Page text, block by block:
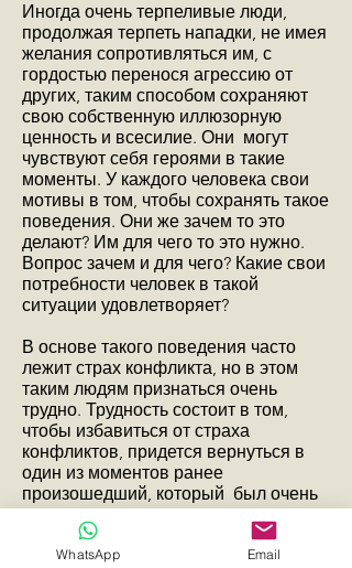
Иногда очень терпеливые люди,
продолжая терпеть нападки, не имея
желания сопротивляться им, с
гордостью перенося агрессию от
других, таким способом сохраняют
свою собственную иллюзорную
ценность и всесилие. Они могут
чувствуют себя героями в такие
моменты. У каждого человека свои
мотивы в том, чтобы сохранять такое
поведения. Они же зачем то это
делают? Им для чего то это нужно.
Вопрос зачем и для чего? Какие свои
потребности человек в такой
ситуации удовлетворяет?
В основе такого поведения часто
лежит страх конфликта, но в этом
таким людям признаться очень
трудно. Трудность состоит в том,
чтобы избавиться от страха
конфликтов, придется вернуться в
один из моментов ранее
произошедший, который был очень
тяжелым в эмоциональном плане.
Такое эмоциональное переживание
для них быть может очень сложным
WhatsApp Email